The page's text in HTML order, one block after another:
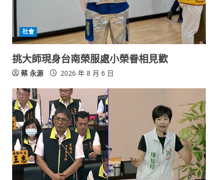
社會
挑大師現身台南榮服處小榮眷相見歡
蔡 永源 2026 年 8 月 6 日